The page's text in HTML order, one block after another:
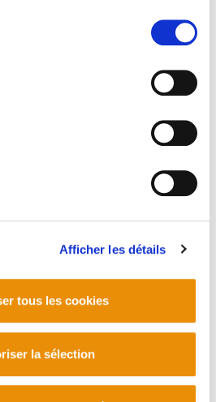
Afficher les détails
tous les cookies
la sélection
5: Panorama sindical en
Sur
04/01